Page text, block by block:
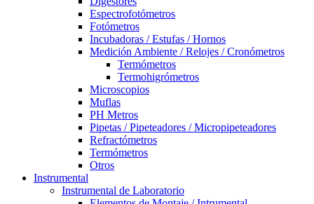
Espectrofotómetros
Fotómetros
Incubadoras / Estufas / Hornos
Medición Ambiente / Relojes / Cronómetros
Termómetros
Termohigrómetros
Microscopios
Muflas
PH Metros
Pipetas / Pipeteadores / Micropipeteadores
Refractómetros
Termómetros
Otros
Instrumental
Instrumental de Laboratorio